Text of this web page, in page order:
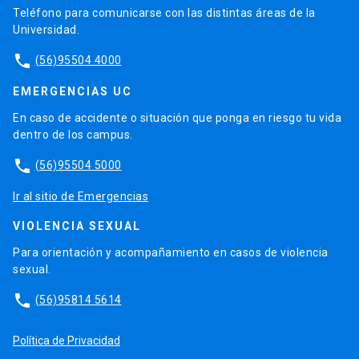
Teléfono para comunicarse con las distintas áreas de la
Universidad.
phone (56)95504 4000
EMERGENCIAS UC
En caso de accidente o situación que ponga en riesgo tu vida
dentro de los campus.
phone (56)95504 5000
Ir al sitio de Emergencias
VIOLENCIA SEXUAL
Para orientación y acompañamiento en casos de violencia
sexual.
phone (56)95814 5614
Política de Privacidad